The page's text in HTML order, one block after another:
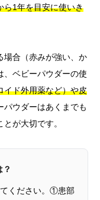
ら1年を目安に使いき
場合（赤みが強い、か
、ベビーパウダーの使
イド外用薬など）や皮
パウダーはあくまでも
が大切です。
ください。①患部